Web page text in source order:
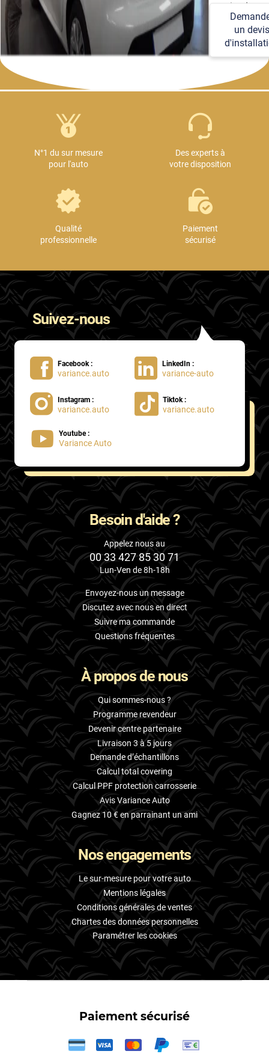
soucier des
détails
techniques et
logistiques.
un devis
N°1 du sur mesure
pour l'auto
Des experts à
votre disposition
Qualité
professionnelle
Paiement
sécurisé
Suivez-nous
Facebook :
variance.auto
LinkedIn :
variance-auto
Instagram :
variance.auto
Tiktok :
variance.auto
Youtube :
Variance Auto
Besoin d'aide ?
Appelez nous au
00 33 427 85 30 71
Lun-Ven de 8h-18h
Envoyez-nous un message
Discutez avec nous en direct
Suivre ma commande
Questions fréquentes
À propos de nous
Qui sommes-nous ?
Programme revendeur
Devenir centre partenaire
Livraison 3 à 5 jours
Demande d’échantillons
Calcul total covering
Calcul PPF protection carrosserie
Avis Variance Auto
Gagnez 10 € en parrainant un ami
Nos engagements
Le sur-mesure pour votre auto
Mentions légales
Conditions générales de ventes
Chartes des données personnelles
Paramétrer les cookies
Paiement sécurisé